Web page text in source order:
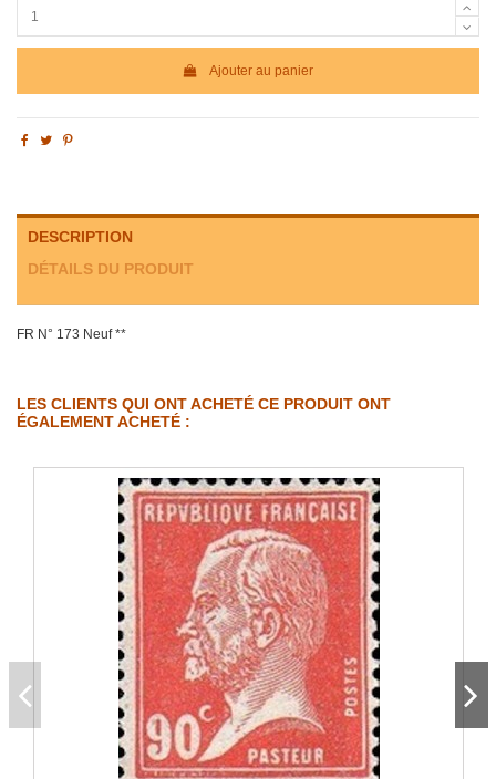
Ajouter au panier
DESCRIPTION
DÉTAILS DU PRODUIT
FR N° 173 Neuf **
LES CLIENTS QUI ONT ACHETÉ CE PRODUIT ONT
ÉGALEMENT ACHETÉ :